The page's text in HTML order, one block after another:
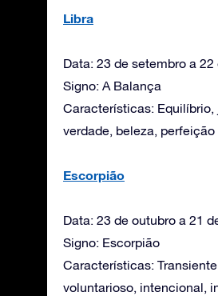
Libra
Data: 23 de setembro a
Signo: A Balança
Características: Equilíbrio,
verdade, beleza, perfeição
Escorpião
Data: 23 de outubro a 21
Signo: Escorpião
Características:
voluntarioso, intencional,